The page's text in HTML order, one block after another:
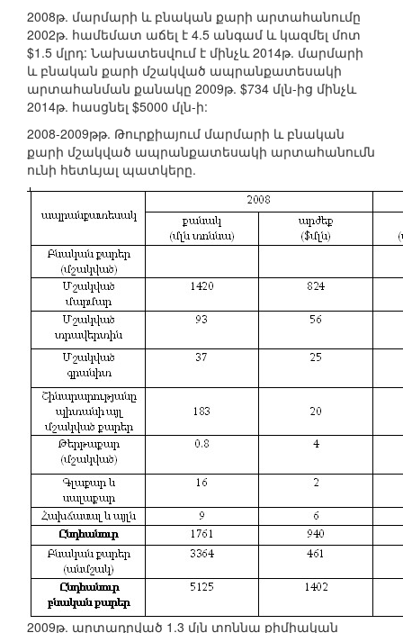
2008թ. մարմարի և բնական քարի արտահանումը
2002թ. համեմատ աճել է 4.5 անգամ և կազմել մոտ
$1.5 մլրդ: Նախատեսվում է մինչև 2014թ. մարմարի
և բնական քարի մշակված ապրանքատեսակի
արտահանման քանակը 2009թ. $734 մլն-ից մինչև
2014թ. հասցնել $5000 մլն-ի:
2008-2009թթ. Թուրքիայում մարմարի և բնական
քարի մշակված ապրանքատեսակի արտահանումն
ունի հետևյալ պատկերը.
2009թ. արտադրված 1.3 մլն տոննա քիմիական